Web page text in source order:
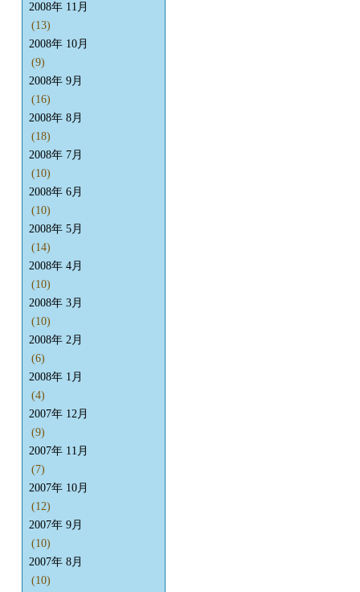
2008年 11月
(13)
2008年 10月
(9)
2008年 9月
(16)
2008年 8月
(18)
2008年 7月
(10)
2008年 6月
(10)
2008年 5月
(14)
2008年 4月
(10)
2008年 3月
(10)
2008年 2月
(6)
2008年 1月
(4)
2007年 12月
(9)
2007年 11月
(7)
2007年 10月
(12)
2007年 9月
(10)
2007年 8月
(10)